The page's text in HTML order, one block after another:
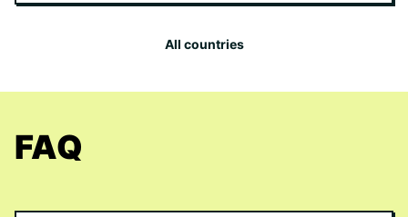
All countries
FAQ